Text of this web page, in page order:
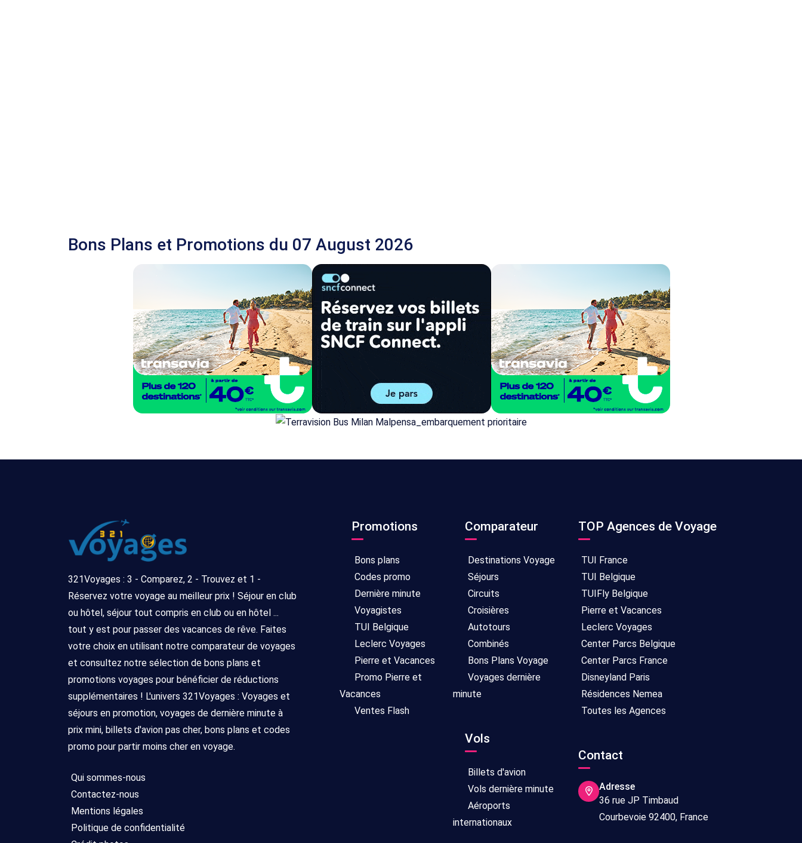
Bons Plans et Promotions du 07 August 2026
321Voyages : 3 - Comparez, 2 - Trouvez et 1 -
Réservez votre voyage au meilleur prix ! Séjour en club
ou hôtel, séjour tout compris en club ou en hôtel ...
tout y est pour passer des vacances de rêve. Faites
votre choix en utilisant notre comparateur de voyages
et consultez notre sélection de bons plans et
promotions voyages pour bénéficier de réductions
supplémentaires ! L'univers 321Voyages : Voyages et
séjours en promotion, voyages de dernière minute à
prix mini, billets d'avion pas cher, bons plans et codes
promo pour partir moins cher en voyage.
Qui sommes-nous
Contactez-nous
Mentions légales
Politique de confidentialité
Promotions
Bons plans
Codes promo
Dernière minute
Voyagistes
TUI Belgique
Leclerc Voyages
Pierre et Vacances
Promo Pierre et
Vacances
Ventes Flash
Comparateur
Destinations Voyage
Séjours
Circuits
Croisières
Autotours
Combinés
Bons Plans Voyage
Voyages dernière
minute
Vols
Billets d'avion
Vols dernière minute
Aéroports
internationaux
TOP Agences de Voyage
TUI France
TUI Belgique
TUIFly Belgique
Pierre et Vacances
Leclerc Voyages
Center Parcs Belgique
Center Parcs France
Disneyland Paris
Résidences Nemea
Toutes les Agences
Contact
Adresse
36 rue JP Timbaud
Courbevoie 92400, France